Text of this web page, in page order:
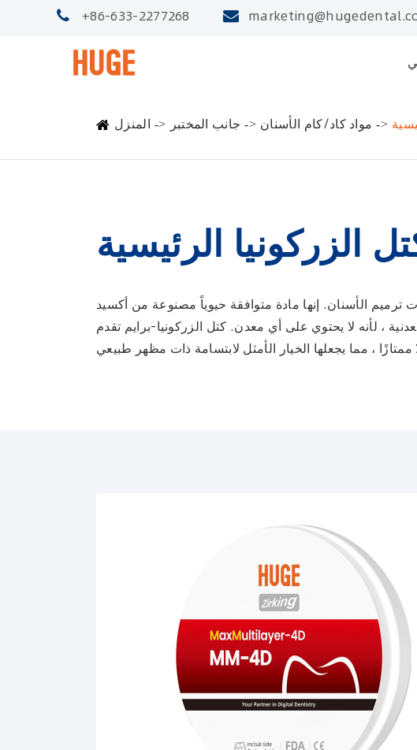
+86-633-2277268
المنزل جانب المختبر مواد كاد/كام الأسنان
الزركونيا الرئيسية
الأسنان. إنها مادة متوافقة حيوياً مصنوعة من أكسيد
، لأنه لا يحتوي على أي معدن. كتل الزركونيا-برايم تقدم